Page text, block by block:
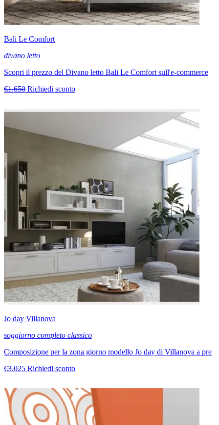
Bali Le Comfort
divano letto
Scopri il prezzo del Divano letto Bali Le Comfort sull'e-commerce
€1.650 Richiedi sconto
Jo day Villanova
soggiorno completo classico
Composizione per la zona giorno modello Jo day di Villanova a pre
€3.025 Richiedi sconto